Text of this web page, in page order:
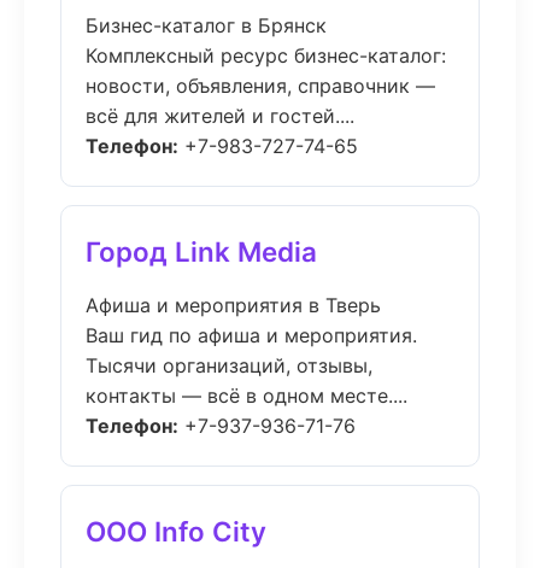
Бизнес-каталог в Брянск
Комплексный ресурс бизнес-каталог:
новости, объявления, справочник —
всё для жителей и гостей....
Телефон: +7-983-727-74-65
Город Link Media
Афиша и мероприятия в Тверь
Ваш гид по афиша и мероприятия.
Тысячи организаций, отзывы,
контакты — всё в одном месте....
Телефон: +7-937-936-71-76
ООО Info City